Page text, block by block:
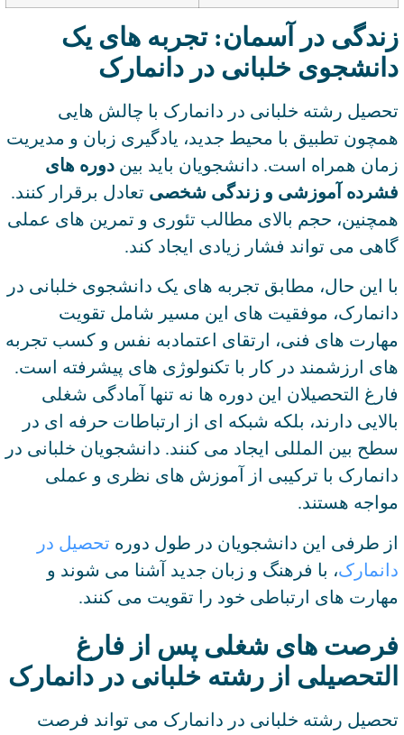
زندگی در آسمان: تجربه های یک
دانشجوی خلبانی در دانمارک
تحصیل رشته خلبانی در دانمارک با چالش هایی
همچون تطبیق با محیط جدید، یادگیری زبان و مدیریت
زمان همراه است. دانشجویان باید بین دوره های
فشرده آموزشی و زندگی شخصی تعادل برقرار کنند.
همچنین، حجم بالای مطالب تئوری و تمرین های عملی
گاهی می تواند فشار زیادی ایجاد کند.
با این حال، مطابق تجربه های یک دانشجوی خلبانی در
دانمارک، موفقیت های این مسیر شامل تقویت
مهارت های فنی، ارتقای اعتمادبه نفس و کسب تجربه
های ارزشمند در کار با تکنولوژی های پیشرفته است.
فارغ التحصیلان این دوره ها نه تنها آمادگی شغلی
بالایی دارند، بلکه شبکه ای از ارتباطات حرفه ای در
سطح بین المللی ایجاد می کنند. دانشجویان خلبانی در
دانمارک با ترکیبی از آموزش های نظری و عملی
مواجه هستند.
از طرفی این دانشجویان در طول دوره تحصیل در
دانمارک، با فرهنگ و زبان جدید آشنا می شوند و
مهارت های ارتباطی خود را تقویت می کنند.
فرصت های شغلی پس از فارغ
التحصیلی از رشته خلبانی در دانمارک
تحصیل رشته خلبانی در دانمارک می تواند فرصت